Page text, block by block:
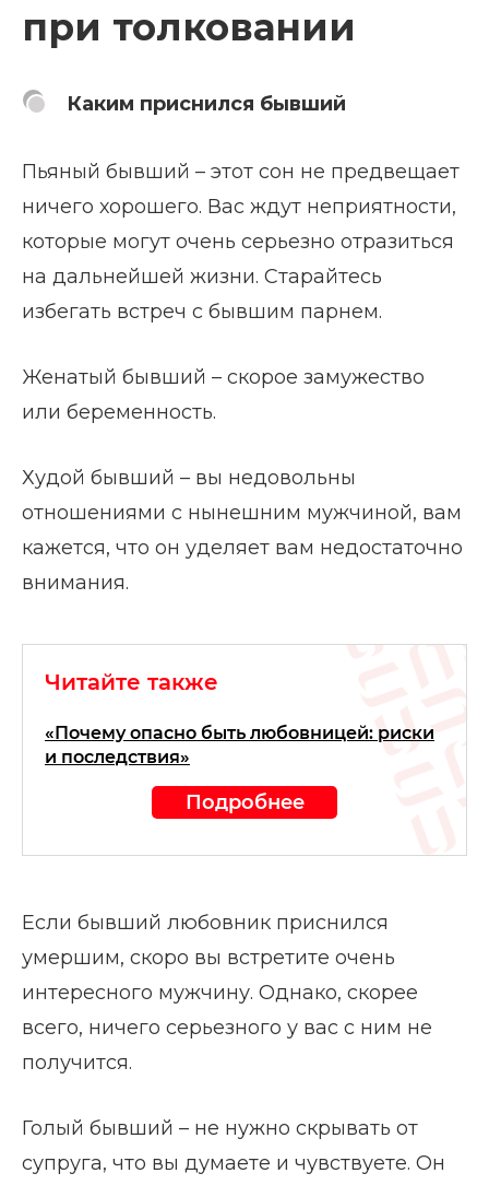
при толковании
Каким приснился бывший
Пьяный бывший – этот сон не предвещает
ничего хорошего. Вас ждут неприятности,
которые могут очень серьезно отразиться
на дальнейшей жизни. Старайтесь
избегать встреч с бывшим парнем.
Женатый бывший – скорое замужество
или беременность.
Худой бывший – вы недовольны
отношениями с нынешним мужчиной, вам
кажется, что он уделяет вам недостаточно
внимания.
Читайте также
«Почему опасно быть любовницей: риски
и последствия»
Подробнее
Если бывший любовник приснился
умершим, скоро вы встретите очень
интересного мужчину. Однако, скорее
всего, ничего серьезного у вас с ним не
получится.
Голый бывший – не нужно скрывать от
супруга, что вы думаете и чувствуете. Он